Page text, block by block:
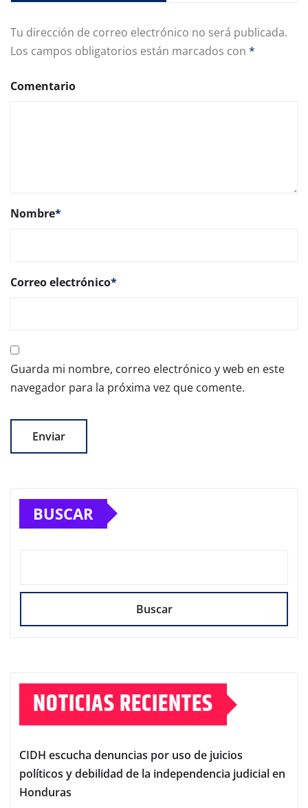
Tu dirección de correo electrónico no será publicada.
Los campos obligatorios están marcados con *
Comentario
Nombre*
Correo electrónico*
Guarda mi nombre, correo electrónico y web en este
navegador para la próxima vez que comente.
BUSCAR
Buscar
NOTICIAS RECIENTES
CIDH escucha denuncias por uso de juicios
políticos y debilidad de la independencia judicial en
Honduras